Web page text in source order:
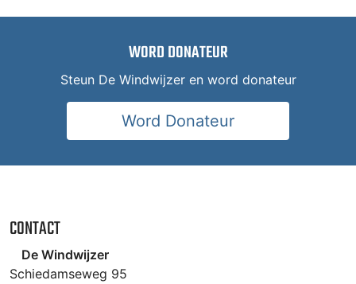
WORD DONATEUR
Steun De Windwijzer en word donateur
Word Donateur
CONTACT
De Windwijzer
Schiedamseweg 95